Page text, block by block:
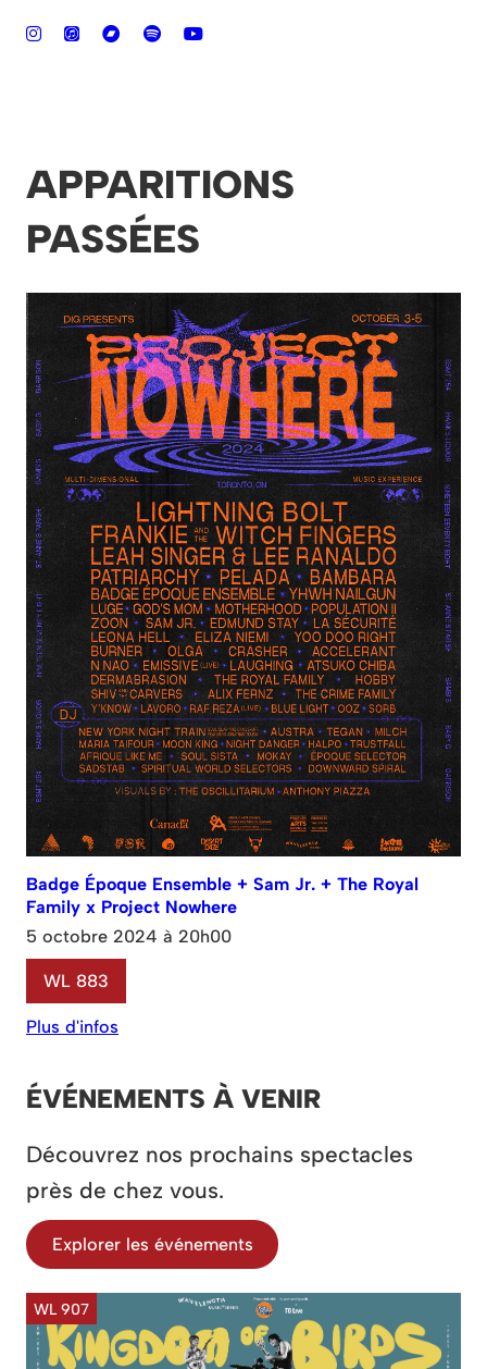
APPARITIONS
PASSÉES
Badge Époque Ensemble + Sam Jr. + The Royal
Family x Project Nowhere
5 octobre 2024 à 20h00
WL 883
Plus d'infos
ÉVÉNEMENTS À VENIR
Découvrez nos prochains spectacles
près de chez vous.
Explorer les événements
WL 907